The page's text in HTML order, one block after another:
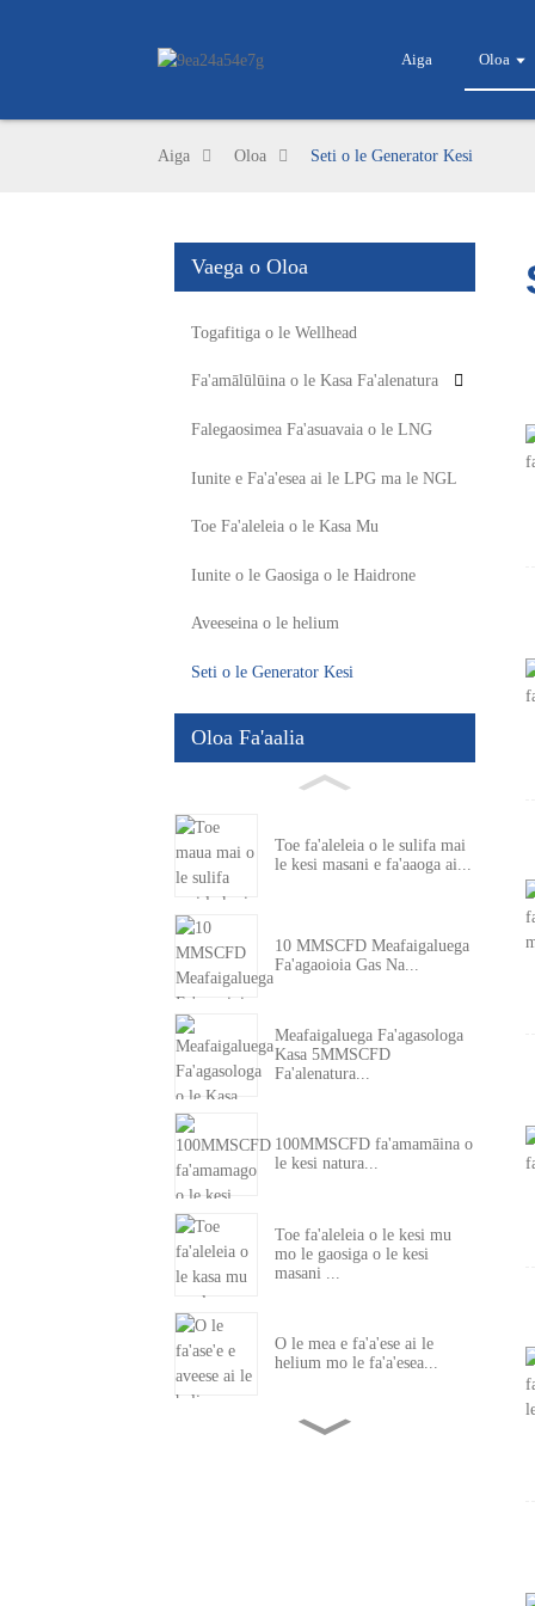
Aiga Oloa
Aiga Oloa Seti o le Generator Kesi
Vaega o Oloa
Togafitiga o le Wellhead
Fa'amālūlūina o le Kasa Fa'alenatura
Falegaosimea Fa'asuavaia o le LNG
Iunite e Fa'a'esea ai le LPG ma le NGL
Toe Fa'aleleia o le Kasa Mu
Iunite o le Gaosiga o le Haidrone
Aveeseina o le helium
Seti o le Generator Kesi
Oloa Fa'aalia
Toe fa'aleleia o le sulifa mai
le kesi masani e fa'aaoga ai...
10 MMSCFD Meafaigaluega
Fa'agaoioia Gas Na...
Meafaigaluega Fa'agasologa
Kasa 5MMSCFD
Fa'alenatura...
100MMSCFD fa'amamāina o
le kesi natura...
Toe fa'aleleia o le kesi mu
mo le gaosiga o le kesi
masani ...
O le mea e fa'a'ese ai le
helium mo le fa'a'esea...